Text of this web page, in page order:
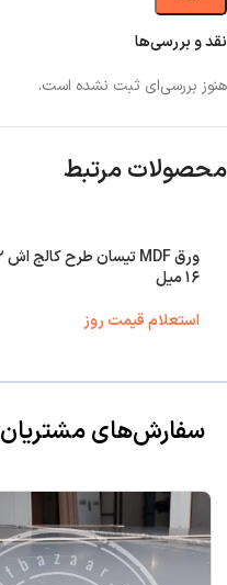
نقد و بررسی‌ها
هنوز بررسی‌ای ثبت نشده است.
محصولات مرتبط
۱۶ میل
استعلام قیمت روز
سفارش‌های مشتریان